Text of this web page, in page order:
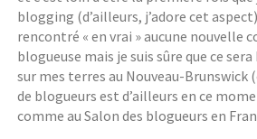
blogging (d’ailleurs, j’adore cet
rencontré « en vrai » aucune nouvelle
blogueuse mais je suis sûre que ce
sur mes terres au Nouveau-Brunswick
de blogueurs est d’ailleurs en ce
comme au Salon des blogueurs en